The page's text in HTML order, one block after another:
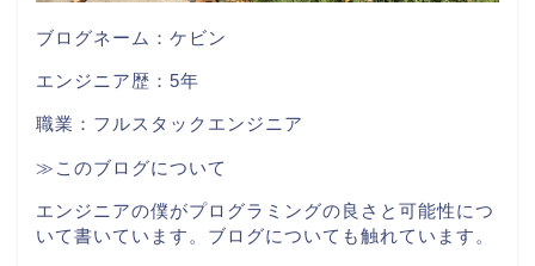
ブログネーム：ケビン
エンジニア歴：5年
職業：フルスタックエンジニア
≫このブログについて
エンジニアの僕がプログラミングの良さと可能性につ
いて書いています。ブログについても触れています。